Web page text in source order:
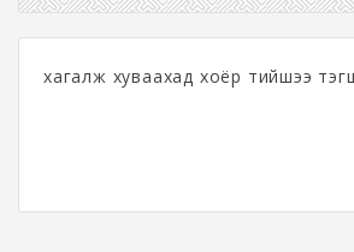
хагалж хуваахад хоёр тийшээ